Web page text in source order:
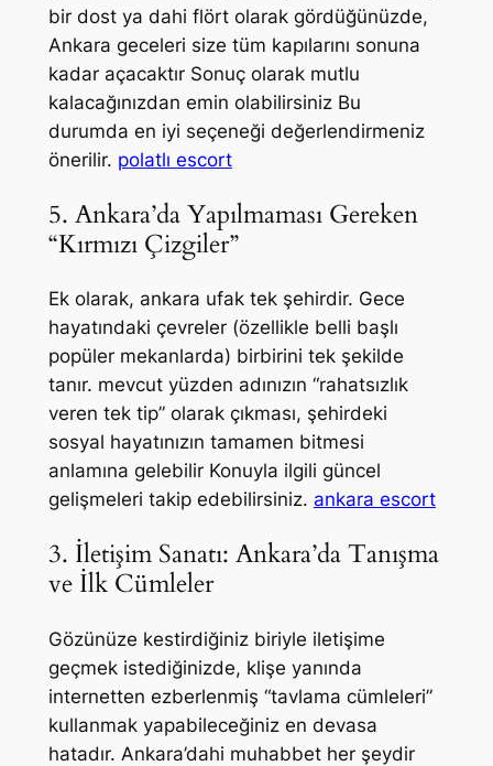
bir dost ya dahi flört olarak gördüğünüzde,
Ankara geceleri size tüm kapılarını sonuna
kadar açacaktır Sonuç olarak mutlu
kalacağınızdan emin olabilirsiniz Bu
durumda en iyi seçeneği değerlendirmeniz
önerilir. polatlı escort
5. Ankara’da Yapılmaması Gereken
“Kırmızı Çizgiler”
Ek olarak, ankara ufak tek şehirdir. Gece
hayatındaki çevreler (özellikle belli başlı
popüler mekanlarda) birbirini tek şekilde
tanır. mevcut yüzden adınızın “rahatsızlık
veren tek tip” olarak çıkması, şehirdeki
sosyal hayatınızın tamamen bitmesi
anlamına gelebilir Konuyla ilgili güncel
gelişmeleri takip edebilirsiniz. ankara escort
3. İletişim Sanatı: Ankara’da Tanışma
ve İlk Cümleler
Gözünüze kestirdiğiniz biriyle iletişime
geçmek istediğinizde, klişe yanında
internetten ezberlenmiş “tavlama cümleleri”
kullanmak yapabileceğiniz en devasa
hatadır. Ankara’dahi muhabbet her şeydir